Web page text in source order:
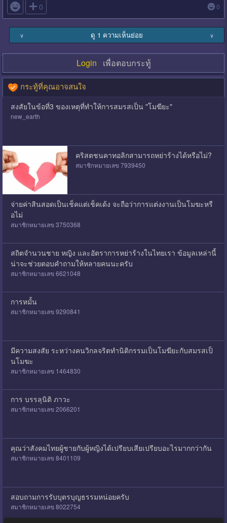
 0 0
∨ ดู 1 ความเห็นย่อย ∨
Login เพื่อตอบกระทู้
กระทู้ที่คุณอาจสนใจ
สงสัยในข้อที่3 ของเหตุที่ทำให้การสมรสเป็น "โมฆียะ"
new_earth
คริสตชนคาทอลิกสามารถหย่าร้างได้หรือไม่?
สมาชิกหมายเลข 7939450
จ่ายค่าสินสอดเป็นเช็คแต่เช็คเด้ง จะถือว่าการแต่งงานเป็นโมฆะหรื
อไม่
สมาชิกหมายเลข 3750368
สถิตจำนวนชาย หญิง และอัตราการหย่าร้างในไทยเรา ข้อมูลเหล่านี้
น่าจะช่วยตอบคำถามให้หลายคนนะครับ
สมาชิกหมายเลข 6621048
การหมั้น
สมาชิกหมายเลข 9290841
มีความสงสัย ระหว่างคนวิกลจริตทำนิติกรรมเป็นโมฆียะกับสมรสเป็
นโมฆะ
สมาชิกหมายเลข 1464830
การ บรรลุนิติ ภาวะ
สมาชิกหมายเลข 2066201
คุณว่าสังคมไทยผู้ชายกับผู้หญิงได้เปรียบเสียเปรียบอะไรมากกว่ากัน
สมาชิกหมายเลข 8401109
สอบถามการรับบุตรบุญธรรมหน่อยครับ
สมาชิกหมายเลข 8022754